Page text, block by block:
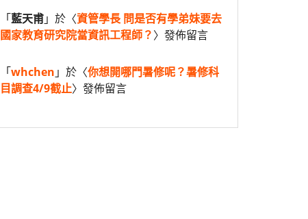
「藍天甫」於〈資管學長 問是否有學弟妹要去
國家教育研究院當資訊工程師？〉發佈留言
「whchen 」於〈你想開哪門暑修呢？暑修科
目調查4/9截止〉發佈留言